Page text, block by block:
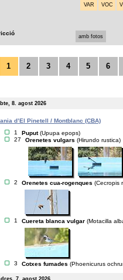
VAR VOC
amb fotos
1 2 3 4 5 6
8. agost 2026
d’El Pinetell / Montblanc (CBA)
1
Puput (Upupa epops)
27
Orenetes vulgars (Hirundo rustica)
2 Orenetes cua-rogenques (Cecropis
1 Cuereta blanca vulgar (Motacilla
3 Cotxes fumades (Phoenicurus
7. agost 2026